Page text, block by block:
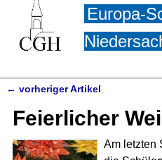
Europa-
← vorheriger Artikel
Feierlicher
Am letzten